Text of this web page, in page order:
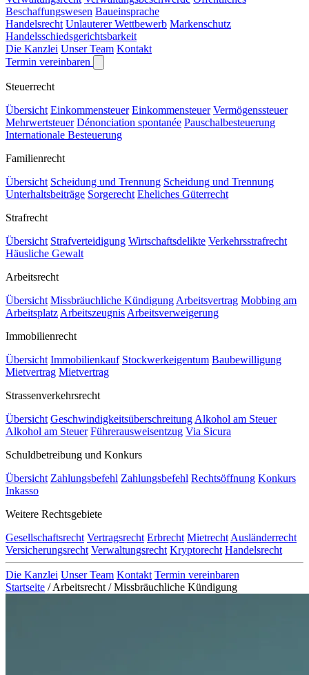
Beschaffungswesen Baueinsprache
Handelsrecht Unlauterer Wettbewerb Markenschutz
Handelsschiedsgerichtsbarkeit
Die Kanzlei Unser Team Kontakt
Termin vereinbaren
Steuerrecht
Übersicht Einkommensteuer Einkommensteuer Vermögenssteuer
Mehrwertsteuer Dénonciation spontanée Pauschalbesteuerung
Internationale Besteuerung
Familienrecht
Übersicht Scheidung und Trennung Scheidung und Trennung
Unterhaltsbeiträge Sorgerecht Eheliches Güterrecht
Strafrecht
Übersicht Strafverteidigung Wirtschaftsdelikte Verkehrsstrafrecht
Häusliche Gewalt
Arbeitsrecht
Übersicht Missbräuchliche Kündigung Arbeitsvertrag Mobbing am
Arbeitsplatz Arbeitszeugnis Arbeitsverweigerung
Immobilienrecht
Übersicht Immobilienkauf Stockwerkeigentum Baubewilligung
Mietvertrag Mietvertrag
Strassenverkehrsrecht
Übersicht Geschwindigkeitsüberschreitung Alkohol am Steuer
Alkohol am Steuer Führerausweisentzug Via Sicura
Schuldbetreibung und Konkurs
Übersicht Zahlungsbefehl Zahlungsbefehl Rechtsöffnung Konkurs
Inkasso
Weitere Rechtsgebiete
Gesellschaftsrecht Vertragsrecht Erbrecht Mietrecht Ausländerrecht
Versicherungsrecht Verwaltungsrecht Kryptorecht Handelsrecht
Die Kanzlei Unser Team Kontakt Termin vereinbaren
Startseite / Arbeitsrecht / Missbräuchliche Kündigung